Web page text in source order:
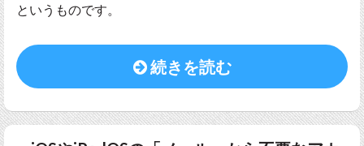
というものです。
続きを読む